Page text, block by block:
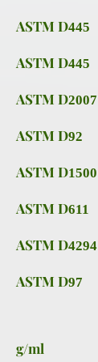
ASTM D445
ASTM D445
ASTM D2007
ASTM D92
ASTM D1500
ASTM D611
ASTM D4294
ASTM D97
g/ml